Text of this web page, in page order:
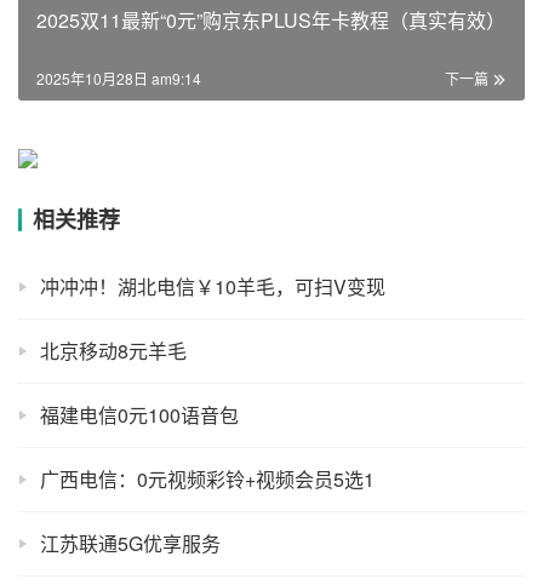
2025双11最新“0元”购京东PLUS年卡教程（真实有效）
下一篇
2025年10月28日 am9:14
相关推荐
冲冲冲！湖北电信￥10羊毛，可扫V变现
北京移动8元羊毛
福建电信0元100语音包
广西电信：0元视频彩铃+视频会员5选1
江苏联通5G优享服务